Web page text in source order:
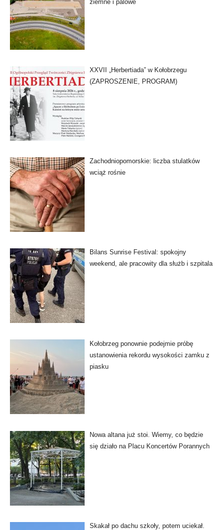
ziemne i palowe
XXVII „Herbertiada” w Kołobrzegu
(ZAPROSZENIE, PROGRAM)
Zachodniopomorskie: liczba stulatków
wciąż rośnie
Bilans Sunrise Festival: spokojny
weekend, ale pracowity dla służb i szpitala
Kołobrzeg ponownie podejmie próbę
ustanowienia rekordu wysokości zamku z
piasku
Nowa altana już stoi. Wiemy, co będzie
się działo na Placu Koncertów Porannych
Skakał po dachu szkoły, potem uciekał.